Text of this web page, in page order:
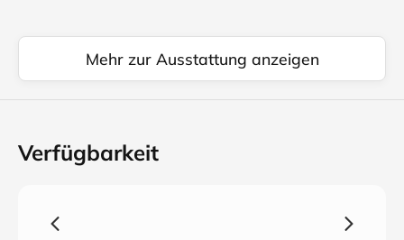
Mehr zur Ausstattung anzeigen
Verfügbarkeit